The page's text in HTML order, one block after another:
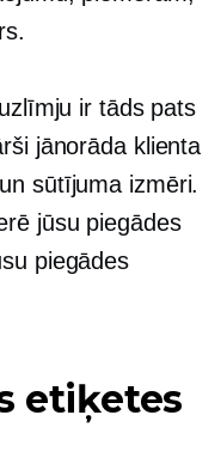
ir tāds pats
jānorāda klienta
sūtījuma izmēri.
jūsu piegādes
piegādes
etiķetes